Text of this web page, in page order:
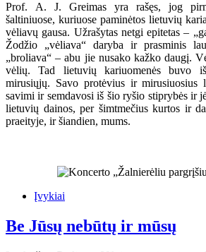
Prof. A. J. Greimas yra rašęs, jog
šaltiniuose, kuriuose paminėtos lietuvių
vėliavų gausa. Užrašytas netgi epitetas –
Žodžio „vėliava“ daryba ir prasminis
„broliava“ – abu jie nusako kažko daugį.
vėlių. Tad lietuvių kariuomenės buvo
mirusiųjų. Savo protėvius ir mirusiuosius
savimi ir semdavosi iš šio ryšio stiprybės ir
lietuvių dainos, per šimtmečius kurtos ir
praeityje, ir šiandien, mums.
Įvykiai
Be Jūsų nebūtų ir mūsų